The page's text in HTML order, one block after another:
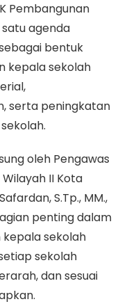
Pembangunan
agenda
bentuk
kepala sekolah
serta peningkatan
oleh Pengawas
II Kota
S.Tp., MM.,
penting dalam
sekolah
sekolah
dan sesuai